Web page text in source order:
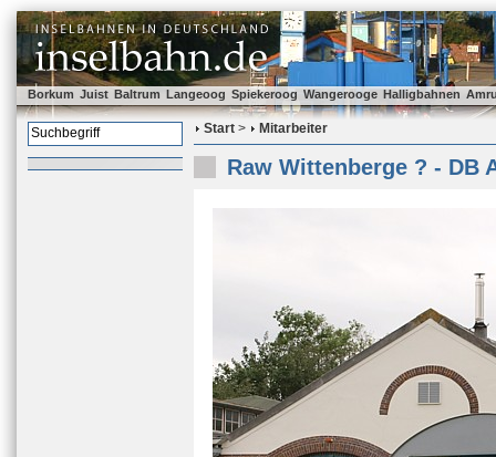
Borkum Juist Baltrum Langeoog Spiekeroog Wangerooge Halligbahnen
Start > Mitarbeiter
Raw Wittenberge ? - DB